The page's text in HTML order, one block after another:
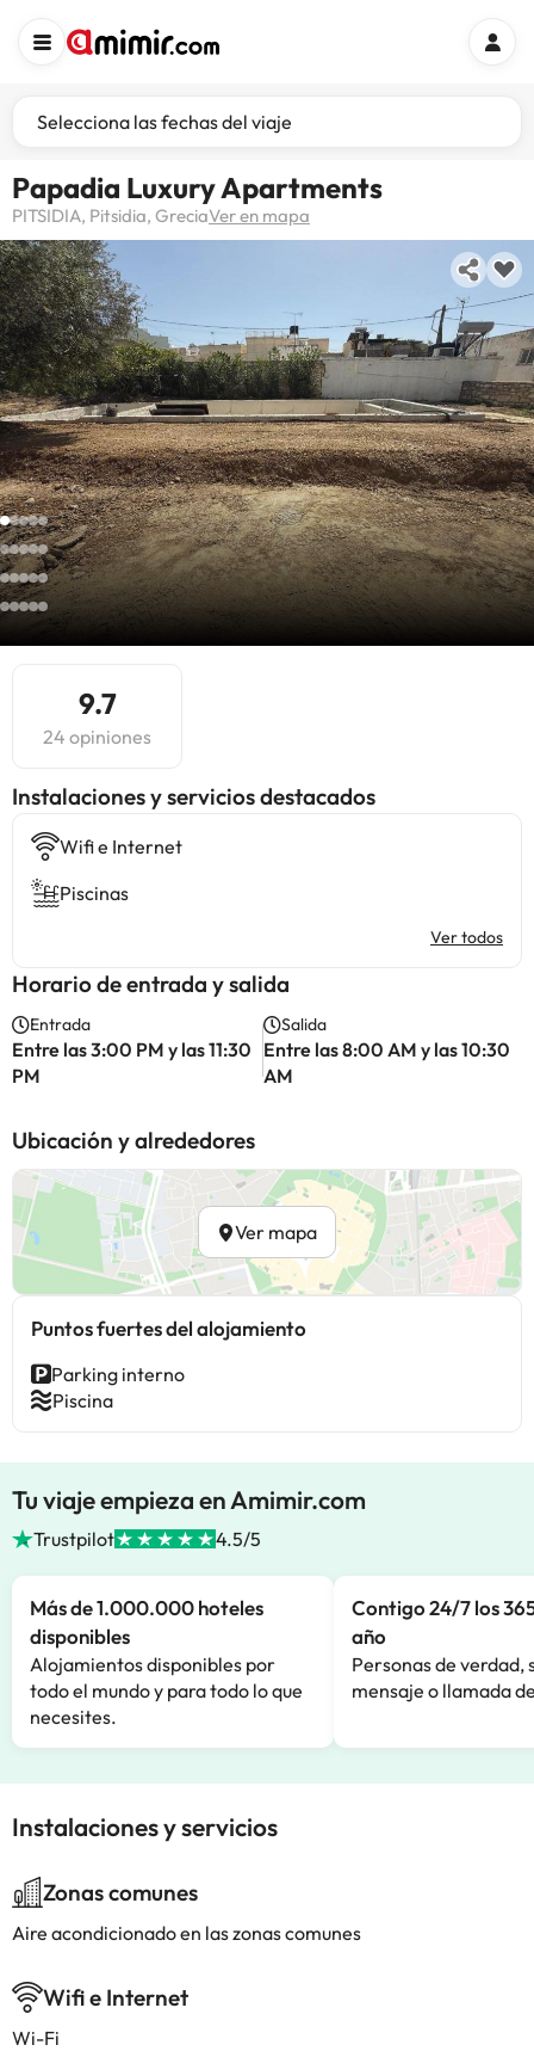
Selecciona las fechas del viaje
Papadia Luxury Apartments
PITSIDIA, Pitsidia, GreciaVer en mapa
9.7
24 opiniones
Instalaciones y servicios destacados
Wifi e Internet
Piscinas
Ver todos
Horario de entrada y salida
Entrada
Entre las 3:00 PM y las 11:30
PM
Salida
Entre las 8:00 AM y las 10:30
AM
Ubicación y alrededores
Ver mapa
Puntos fuertes del alojamiento
Parking interno
Piscina
Tu viaje empieza en Amimir.com
Trustpilot 4.5/5
Más de 1.000.000 hoteles
disponibles
Alojamientos disponibles por
todo el mundo y para todo lo que
necesites.
Contigo 24/7 los
año
Personas de verdad,
mensaje o llamada
Instalaciones y servicios
Zonas comunes
Aire acondicionado en las zonas comunes
Wifi e Internet
Wi-Fi